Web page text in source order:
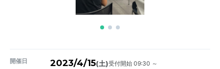
開催日 2023/4/15(土)受付開始 09:30 ～